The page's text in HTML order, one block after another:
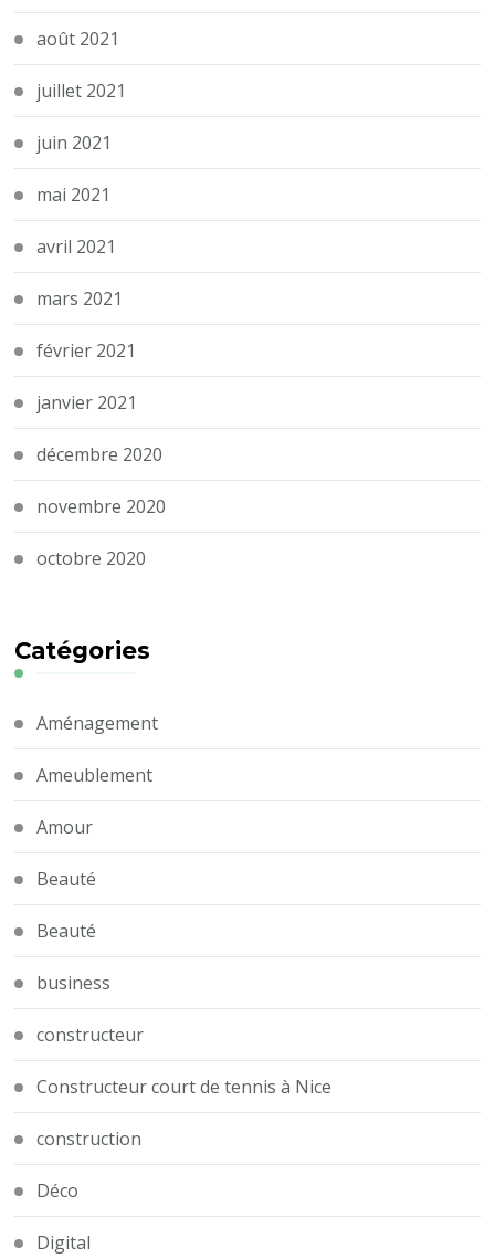
août 2021
juillet 2021
juin 2021
mai 2021
avril 2021
mars 2021
février 2021
janvier 2021
décembre 2020
novembre 2020
octobre 2020
Catégories
Aménagement
Ameublement
Amour
Beauté
Beauté
business
constructeur
Constructeur court de tennis à Nice
construction
Déco
Digital